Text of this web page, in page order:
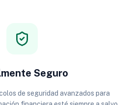
Seguro
de seguridad avanzados para